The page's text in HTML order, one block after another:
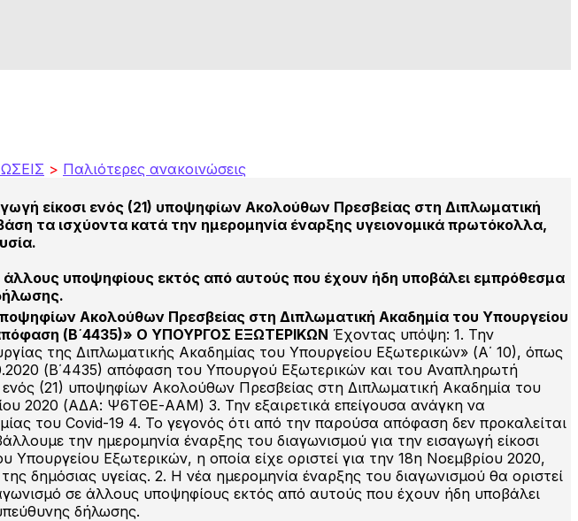
> Παλιότερες ανακοινώσεις
είκοσι ενός (21) υποψηφίων Ακολούθων Πρεσβείας στη Διπλωματική
τα ισχύοντα κατά την ημερομηνία έναρξης υγειονομικά πρωτόκολλα,
υποψηφίους εκτός από αυτούς που έχουν ήδη υποβάλει εμπρόθεσμα
Ακολούθων Πρεσβείας στη Διπλωματική Ακαδημία του Υπουργείου
(Β΄4435)» Ο ΥΠΟΥΡΓΟΣ ΕΞΩΤΕΡΙΚΩΝ Έχοντας υπόψη: 1. Την
της Διπλωματικής Ακαδημίας του Υπουργείου Εξωτερικών» (Α΄ 10), όπως
(Β΄4435) απόφαση του Υπουργού Εξωτερικών και του Αναπληρωτή
(21) υποψηφίων Ακολούθων Πρεσβείας στη Διπλωματική Ακαδημία του
2020 (ΑΔΑ: Ψ6ΤΘΕ-ΑΑΜ) 3. Την εξαιρετικά επείγουσα ανάγκη να
του Covid-19 4. Το γεγονός ότι από την παρούσα απόφαση δεν προκαλείται
την ημερομηνία έναρξης του διαγωνισμού για την εισαγωγή είκοσι
Εξωτερικών, η οποία είχε οριστεί για την 18η Νοεμβρίου 2020,
δημόσιας υγείας. 2. Η νέα ημερομηνία έναρξης του διαγωνισμού θα οριστεί
σε άλλους υποψηφίους εκτός από αυτούς που έχουν ήδη υποβάλει
δήλωσης.